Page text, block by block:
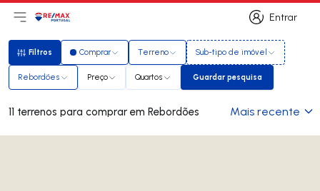
Entrar
Entrar
Abri menu principal
LogoIr para página inicial
Filtros
Filtros Comprar Terreno Sub-tipo de imóvel
Rebordões Preço Quartos Guardar pesquisa
Guardar pesquisa
11 terrenos para comprar em Rebordões Mais recente